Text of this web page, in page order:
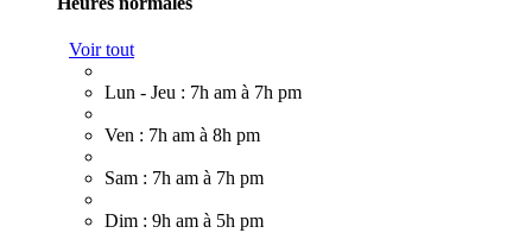
Voir tout
Lun - Jeu : 7h am à 7h pm
Ven : 7h am à 8h pm
Sam : 7h am à 7h pm
Dim : 9h am à 5h pm